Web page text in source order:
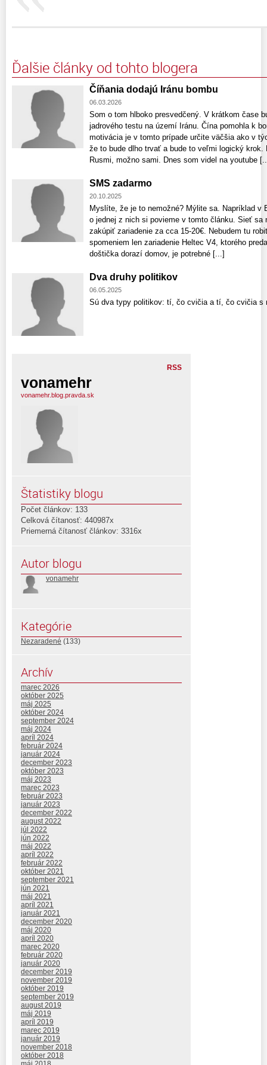
Ďalšie články od tohto blogera
Číňania dodajú Iránu bombu
06.03.2026
Som o tom hlboko presvedčený. V krátkom čase
jadrového testu na území Iránu. Čína pomohla k
motivácia je v tomto prípade určite väčšia ako v
že to bude dlho trvať a bude to veľmi logický krok.
Rusmi, možno sami. Dnes som videl na youtube
SMS zadarmo
20.10.2025
Myslíte, že je to nemožné? Mýlite sa. Napríklad v
o jednej z nich si povieme v tomto článku. Sieť sa
zakúpiť zariadenie za cca 15-20€. Nebudem tu
spomeniem len zariadenie Heltec V4, ktorého
doštička dorazí domov, je potrebné [...]
Dva druhy politikov
06.05.2025
Sú dva typy politikov: tí, čo cvičia a tí, čo cvičia s
RSS
vonamehr
vonamehr.blog.pravda.sk
Štatistiky blogu
Počet článkov: 133
Celková čítanosť: 440987x
Priemerná čítanosť článkov: 3316x
Autor blogu
vonamehr
Kategórie
Nezaradené (133)
Archív
marec 2026
október 2025
máj 2025
október 2024
september 2024
máj 2024
apríl 2024
február 2024
január 2024
december 2023
október 2023
máj 2023
marec 2023
február 2023
január 2023
december 2022
august 2022
júl 2022
jún 2022
máj 2022
apríl 2022
február 2022
október 2021
september 2021
jún 2021
máj 2021
apríl 2021
január 2021
december 2020
máj 2020
apríl 2020
marec 2020
február 2020
január 2020
december 2019
november 2019
október 2019
september 2019
august 2019
máj 2019
apríl 2019
marec 2019
január 2019
november 2018
október 2018